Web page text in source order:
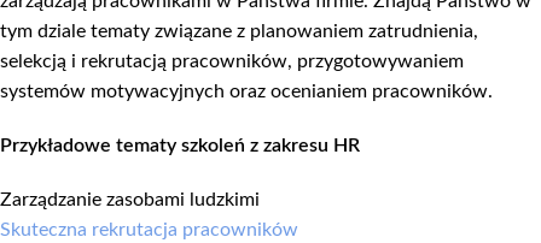
tym dziale tematy związane z planowaniem zatrudnienia,
selekcją i rekrutacją pracowników, przygotowywaniem
systemów motywacyjnych oraz ocenianiem pracowników.
Przykładowe tematy szkoleń z zakresu HR
Zarządzanie zasobami ludzkimi
Skuteczna rekrutacja pracowników